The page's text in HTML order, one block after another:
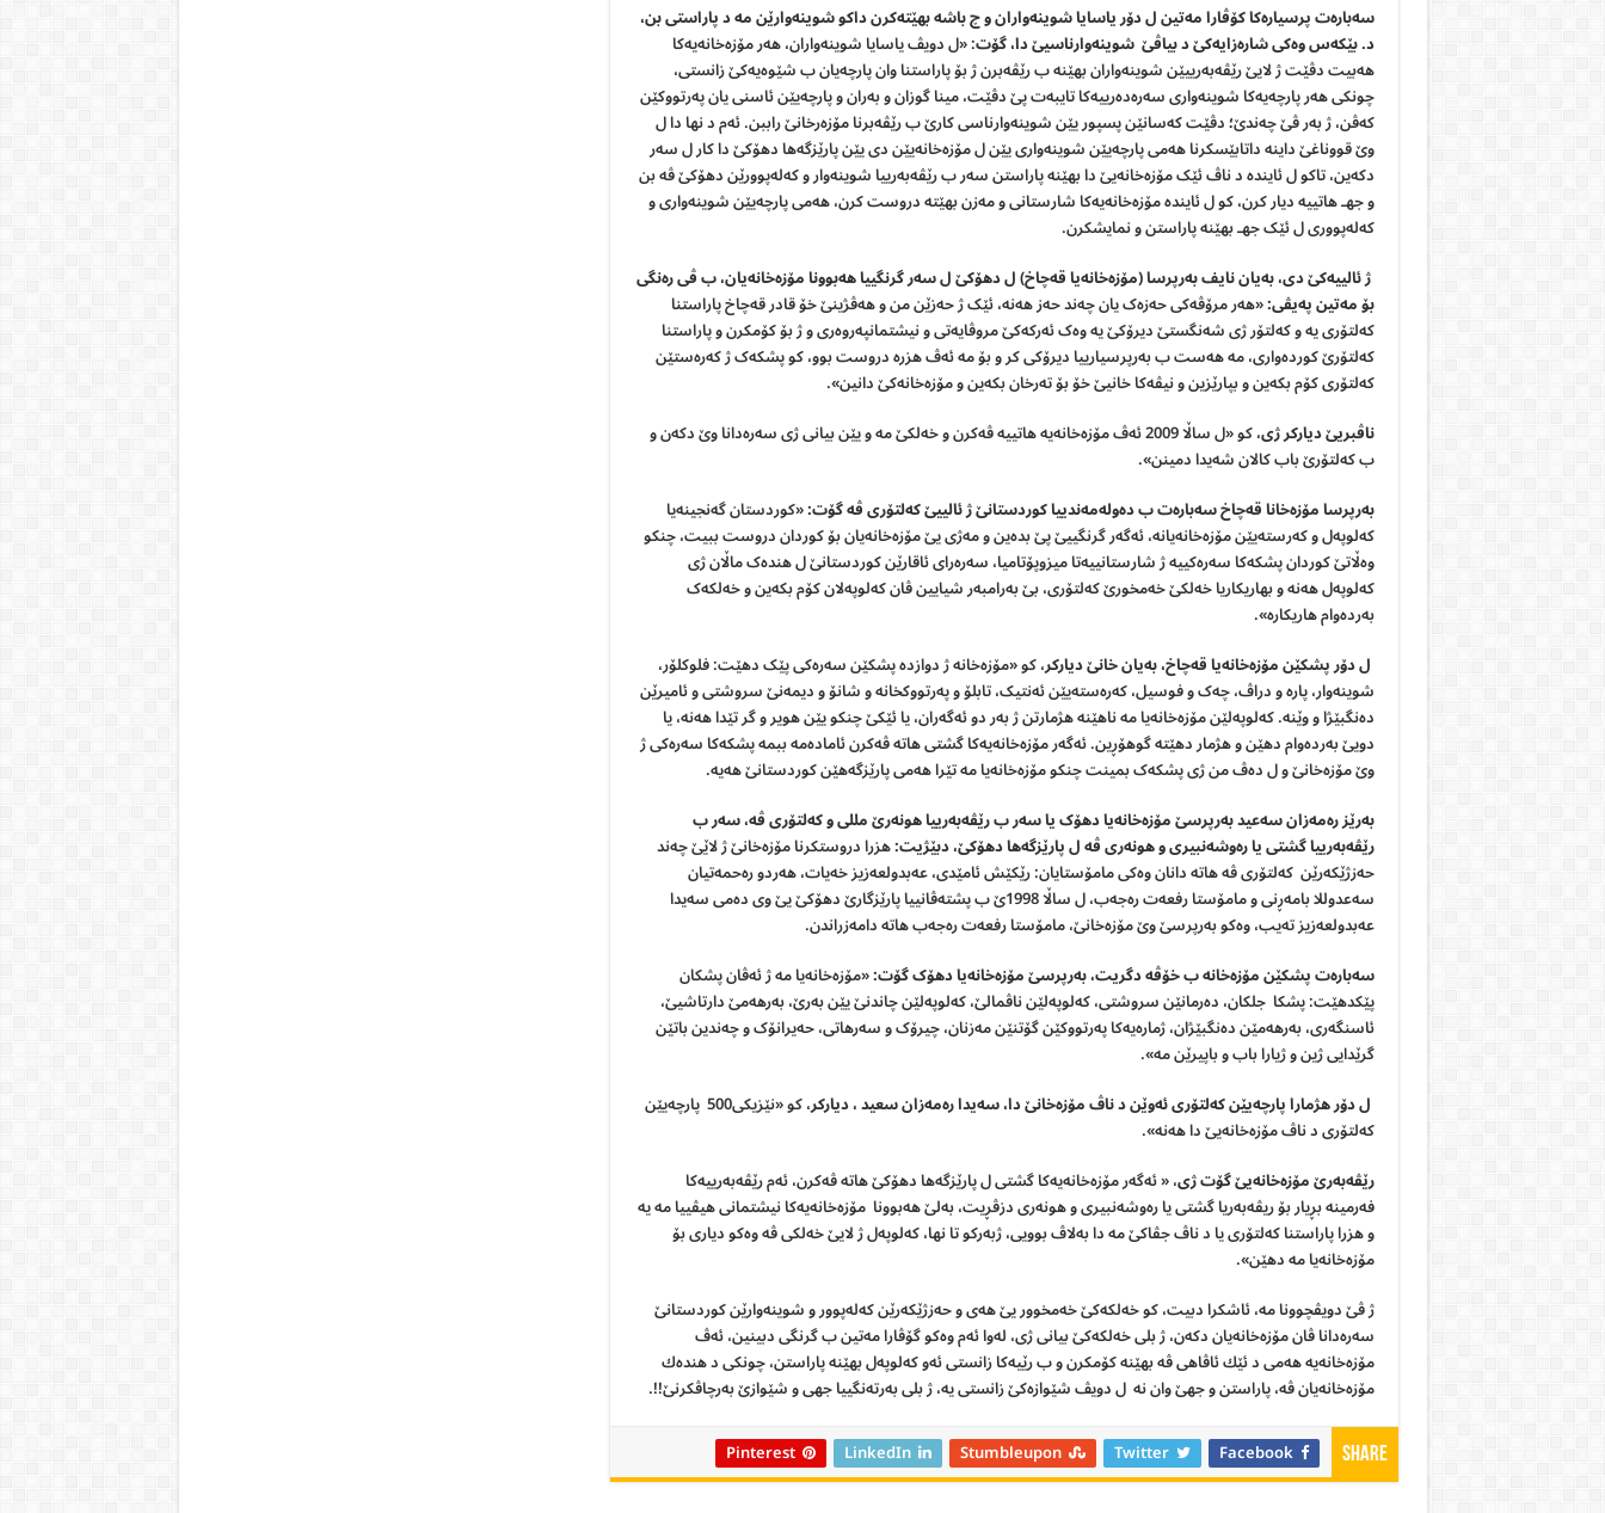
سەبارەت پرسیارەکا كۆڤارا مەتین ل دۆر یاسایا شوینهواران و چ باشە بهێتەکرن داکو شوینهوارێن مە د پاراستى بن،
د. بێکەس وەکی شارەزایەکێ د بیاڤێ شوینهوارناسیێ دا، گۆت: «ل دویڤ یاسایا شوینه‌واران، هەر مۆزەخانەیەکا
هەبیت دڤێت ژ لایێ رێڤەبەرییێن شوینه‌واران بهێنە ب رێڤەبرن ژ بۆ پاراستنا وان پارچەیان ب شێوەیه‌کێ زانستی،
چونکی هەر پارچەیەکا شوینه‌واری سەرەدەرییەکا تایبەت پێ دڤێت، مینا گوزان و بەران و پارچەیێن ئاسنی یان پەرتووکێن
کەڤن، ژ بەر ڤێ چەندێ؛ دڤێت کەسانێن پسپور یێن شوینه‌وارناسی کارێ ب رێڤەبرنا مۆزه‌رخانێ راببن. ئەم د نها دا ل
وێ قووناغێ داینە داتابێسکرنا هەمی پارچەیێن شوینه‌واری یێن ل مۆزەخانەیێن دی یێن پارێزگەها دهۆکێ دا کار ل سەر
دکەین، تاکو ل ئایندە د ناڤ ئێک مۆزەخانەیێ دا بهێنە پاراستن سەر ب رێڤەبەرییا شوینه‌وار و کەلەپوورێن دهۆکێ ڤە بن
و جهـ هاتییە دیار کرن، کو ل ئایندە مۆزەخانەیەکا شارستانی و مەزن بهێتە دروست کرن، هەمی پارچەیێن شوینه‌واری و
کەلەپووری ل ئێک جهـ بهێنە پاراستن و نمایشکرن.
ژ ئالییەکێ دی، بەیان نایف بەرپرسا (مۆزەخانەیا قەچاخ) ل دهۆکێ ل سەر گرنگییا هەبوونا مۆزەخانەیان، ب ڤی رەنگی
بۆ مەتین پەیڤی:«هەر مرۆڤەکی حەزەک یان چەند حەز هەنە، ئێک ژ حەزێن من و هەڤژینێ خۆ قادر قەچاخ پاراستنا
کەلتۆرى یە و کەلتۆر ژی شەنگستێ دیرۆکێ یە وەک ئەرکەکێ مروڤایەتی و نیشتمانپەروەری و ژ بۆ کۆمکرن و پاراستنا
کەلتۆرێ کوردەواری، مە هەست ب بەرپرسیارییا دیرۆکی کر و بۆ مە ئەڤ هزرە دروست بوو، کو پشکەک ژ کەره‌ستێن
کەلتۆری کۆم بکەین و بپارێزین و نیڤەکا خانیێ خۆ بۆ تەرخان بکەین و مۆزەخانەکێ دانین».
ناڤبریێ دیارکر ژی
، کو «ل ساڵا 2009 ئەڤ مۆزەخانەیە هاتییە ڤەکرن و خەلکێ مە و یێن بیانی ژی سەرەدانا وێ دکەن و
ب کەلتۆرێ باب کالان شەیدا دمینن».
بەرپرسا مۆزەخانا قەچاخ سەبارەت ب دەولەمەندییا کوردستانێ ژ ئالییێ کەلتۆری ڤە گۆت:«کوردستان گەنجینەیا
کەلوپەل و کەرستەیێن مۆزەخانەیانە، ئه‌گەر گرنگییێ پێ بدەین و مەژی یێ مۆزەخانەیان بۆ کوردان دروست ببیت، چنکو
وه‌ڵاتێ کوردان پشکەکا سەرەکییە ژ شارستانییەتا میزوپۆتامیا، سەرەرای ئاقارێن کوردستانێ ل هندەک ماڵان ژی
کەلوپەل هەنە و بهاریکاریا خەلکێ خەمخورێ کەلتۆری، بێ بەرامبەر شیایین ڤان کەلوپەلان کۆم بکەین و خەلکەک
بەردەوام هاریکارە».
ل دۆر پشکێن مۆزەخانەیا قەچاخ، بەیان خانێ دیارکر، کو «مۆزەخانە ژ دوازدە پشکێن سەرەکی پێک دهێت: فلوکلۆر،
شوینه‌وار، پارە و دراڤ، چەک و فوسیل، کەره‌ستەیێن ئەنتیک، تابلۆ و پەرتووکخانە و شانۆ و دیمەنێ سروشتی و ئامیرێن
دەنگبێژا و وێنە. کەلوپەلێن مۆزەخانەیا مە ناهێنە هژمارتن ژ بەر دو ئەگەران، یا ئێکێ چنکو یێن هویر و گر تێدا هەنە، یا
دویێ بەردەوام دهێن و هژمار دهێتە گوهۆڕین. ئەگەر مۆزەخانەیەکا گشتی هاتە ڤەکرن ئامادەمە ببمە پشکەکا سەرەکی ژ
وێ مۆزه‌خانێ و ل دەڤ من ژی پشکەک بمینت چنکو مۆزەخانەیا مە تێرا هەمی پارێزگەهێن کوردستانێ هەیە.
بەرێز رەمەزان سهعید بەرپرسێ مۆزەخانەیا دھۆک یا سەر ب رێڤەبەرییا هونەرێ مللی و کەلتۆری ڤە، سهر ب
رێڤهبهرییا گشتى یا رهوشهنبیرى و هونهرى ڤهل پارێزگهها دهۆكێ، دبێژیت:هزرا دروستکرنا مۆزه‌خانێ ژ لاێێ چەند
حەزژێکەرێن کەلتۆری ڤە هاتە دانان وەکی مامۆستایان: رێکێش ئامێدی، عه‌بدولعه‌زیز خه‌یات، هه‌ردو ره‌حمه‌تیان
سه‌عدوللا بامه‌ڕنی و مامۆستا رفعه‌ت ره‌جه‌ب، ل ساڵا 1998ێ ب پشتەڤانییا پارێزگارێ دهۆکێ یێ وى ده‌مى سه‌یدا
عه‌بدولعه‌زیز ته‌یب، وه‌كو به‌رپرسێ وێ مۆزه‌خانێ، مامۆستا رفعه‌ت ره‌جه‌ب هاتە دامەزراندن.
سەبارەت پشکێن مۆزەخانە ب خۆڤە دگریت، بەرپرسێ مۆزەخانەیا دهۆک گۆت:«مۆزەخانەیا مە ژ ئەڤان پشکان
پێکدهێت: پشکا جلكان، دەرمانێن سروشتی، کەلوپەلێن ناڤمالێ، کەلوپەلێن چاندنێ یێن بەرێ، بەرهەمێ دارتاشیێ،
ئاسنگەری، بەرهەمێن دەنگبێژان، ژمارەیەکا پەرتووکێن گۆتنێن مەزنان، چیرۆک و سەرهاتی، حەیرانۆک و چەندین باتێن
گرێدایی ژین و ژیارا باب و باپیرێن مە».
ل دۆر هژمارا پارچەیێن کەلتۆری ئەوێن د ناڤ مۆزەخانێ دا، سهیدا رەمەزان سعید ، دیارکر ، کو «نێزیکی500 پارچەیێن
کەلتۆری د ناڤ مۆزەخانەیێ دا هەنە».
رێڤەبەرێ مۆزەخانەیێ گۆت ژی، « ئەگەر مۆزەخانەیەکا گشتی ل پارێزگەها دهۆکێ هاتە ڤەکرن، ئەم رێڤەبەرییەکا
فەرمینە بڕیار بۆ ریڤەبەریا گشتی یا رەوشەنبیری و هونەری دزڤڕیت، بەلێ هەبوونا مۆزەخانەیەکا نیشتمانی هیڤییا مە یە
و هزرا پاراستنا کەلتۆری یا د ناڤ جڤاکێ مە دا بەلاڤ بوویی، ژبەرکو تا نها، کەلوپەل ژ لایێ خەلکی ڤە وه‌كو دیارى بۆ
مۆزەخانەیا مە دهێن».
ژ ڤێ دویڤچوونا مه‌، ئاشكرا دبیت، كو خه‌لكه‌كێ خه‌مخوور یێ هه‌ى و حه‌زژێكه‌رێن كه‌له‌پوور و شوینه‌وارێن كوردستانێ
سه‌ره‌دانا ڤان مۆزه‌خانه‌یان دكه‌ن، ژ بلى خه‌لكه‌كێ بیانى ژى، له‌وا ئه‌م وه‌كو گۆڤارا مه‌تین ب گرنگى دبینین، ئه‌ڤ
مۆزه‌خانه‌یه‌ هه‌مى د ئێك ئاڤاهى ڤه‌ بهێنه‌ كۆمكرن و ب رێیه‌كا زانستى ئه‌و كه‌لوپه‌ل بهێنه‌ پاراستن، چونكى د هنده‌ك
مۆزه‌خانه‌یان ڤه‌، پاراستن و جهێ وان نه‌ ل دویڤ شێوازه‌كێ زانستى یه‌، ژ بلى به‌رته‌نگییا جهى و شێوازێ به‌رچاڤكرنێ!!.‌
Share
Facebook
Twitter
Stumbleupon
LinkedIn
Pinterest